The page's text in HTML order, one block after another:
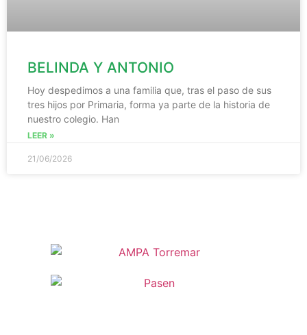
BELINDA Y ANTONIO
Hoy despedimos a una familia que, tras el paso de sus
tres hijos por Primaria, forma ya parte de la historia de
nuestro colegio. Han
LEER »
21/06/2026